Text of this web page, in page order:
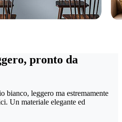
pronto da
leggero ma estremamente
Un materiale elegante ed